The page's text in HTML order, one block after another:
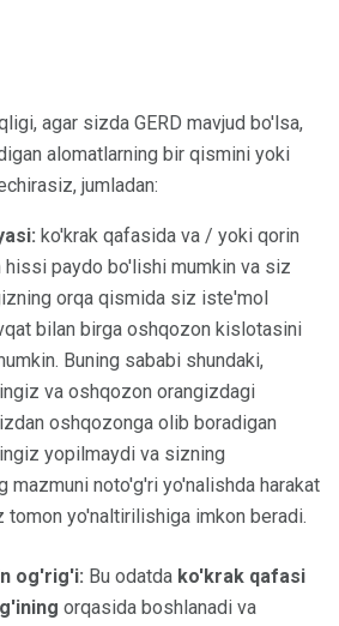
agar sizda GERD mavjud bo'lsa,
alomatlarning bir qismini yoki
jumladan:
ko'krak qafasida va / yoki qorin
hissi paydo bo'lishi mumkin va siz
orqa qismida siz iste'mol
bilan birga oshqozon kislotasini
Buning sababi shundaki,
va oshqozon orangizdagi
oshqozonga olib boradigan
yopilmaydi va sizning
mazmuni noto'g'ri yo'nalishda harakat
yo'naltirilishiga imkon beradi.
og'rig'i: Bu odatda ko'krak qafasi
orqasida boshlanadi va